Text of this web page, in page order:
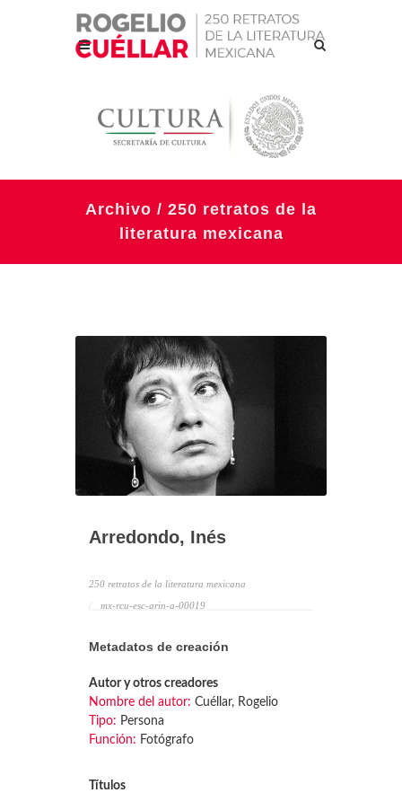
Archivo / 250 retratos de la
literatura mexicana
Arredondo, Inés
250 retratos de la literatura mexicana
mx-rcu-esc-arin-a-00019
Metadatos de creación
Autor y otros creadores
Nombre del autor: Cuéllar, Rogelio
Tipo: Persona
Función: Fotógrafo
Títulos